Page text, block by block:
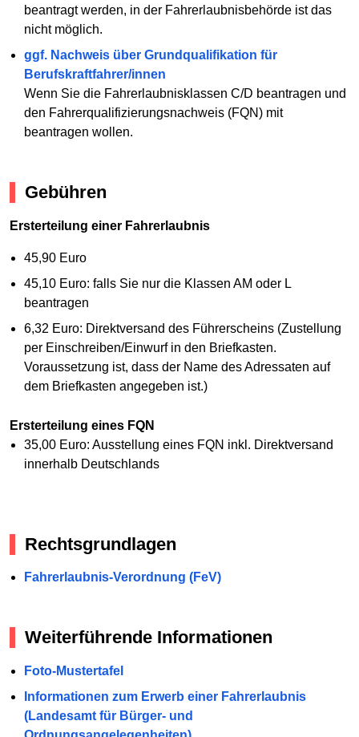
beantragt werden, in der Fahrerlaubnisbehörde ist das
nicht möglich.
ggf. Nachweis über Grundqualifikation für
Berufskraftfahrer/innen
Wenn Sie die Fahrerlaubnisklassen C/D beantragen und
den Fahrerqualifizierungsnachweis (FQN) mit
beantragen wollen.
Gebühren
Ersterteilung einer Fahrerlaubnis
45,90 Euro
45,10 Euro: falls Sie nur die Klassen AM oder L
beantragen
6,32 Euro: Direktversand des Führerscheins (Zustellung
per Einschreiben/Einwurf in den Briefkasten.
Voraussetzung ist, dass der Name des Adressaten auf
dem Briefkasten angegeben ist.)
Ersterteilung eines FQN
35,00 Euro: Ausstellung eines FQN inkl. Direktversand
innerhalb Deutschlands
Rechtsgrundlagen
Fahrerlaubnis-Verordnung (FeV)
Weiterführende Informationen
Foto-Mustertafel
Informationen zum Erwerb einer Fahrerlaubnis
(Landesamt für Bürger- und